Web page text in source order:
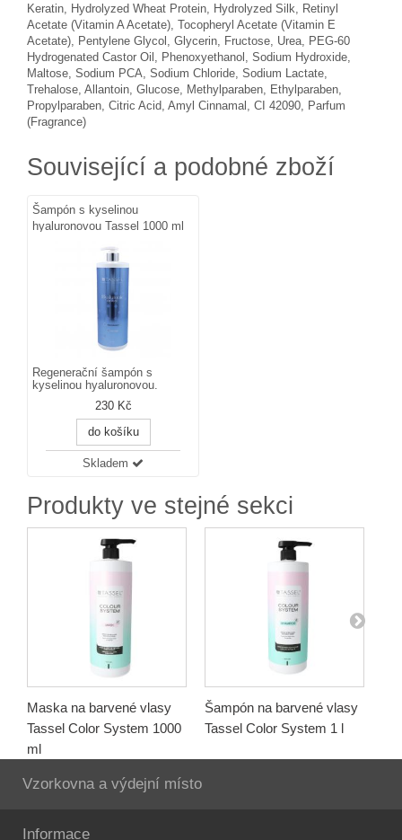
Keratin, Hydrolyzed Wheat Protein, Hydrolyzed Silk, Retinyl
Acetate (Vitamin A Acetate), Tocopheryl Acetate (Vitamin E
Acetate), Pentylene Glycol, Glycerin, Fructose, Urea, PEG-60
Hydrogenated Castor Oil, Phenoxyethanol, Sodium Hydroxide,
Maltose, Sodium PCA, Sodium Chloride, Sodium Lactate,
Trehalose, Allantoin, Glucose, Methylparaben, Ethylparaben,
Propylparaben, Citric Acid, Amyl Cinnamal, CI 42090, Parfum
(Fragrance)
Související a podobné zboží
Šampón s kyselinou
hyaluronovou Tassel 1000 ml
Regenerační šampón s
kyselinou hyaluronovou.
230 Kč
do košíku
Skladem
Produkty ve stejné sekci
Maska na barvené vlasy
Tassel Color System 1000
ml
Šampón na barvené vlasy
Tassel Color System 1 l
Vzorkovna a výdejní místo
Informace